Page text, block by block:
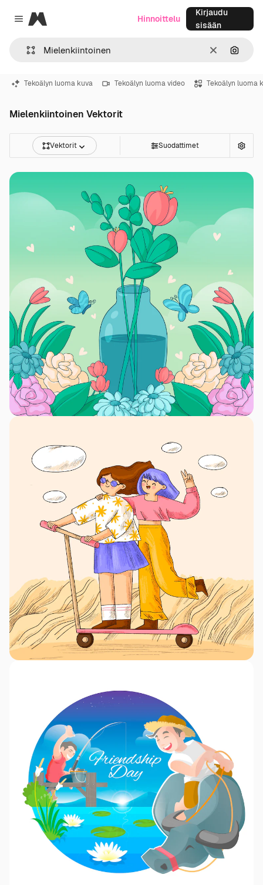
Close menu
Magnific
SelkeäHae
Hinnoittelu
Kirjaudu
sisään
Tekoälyn luoma kuva Tekoälyn luoma video Tekoälyn luoma
Mielenkiintoinen Vektorit
Vektorit Suodattimet